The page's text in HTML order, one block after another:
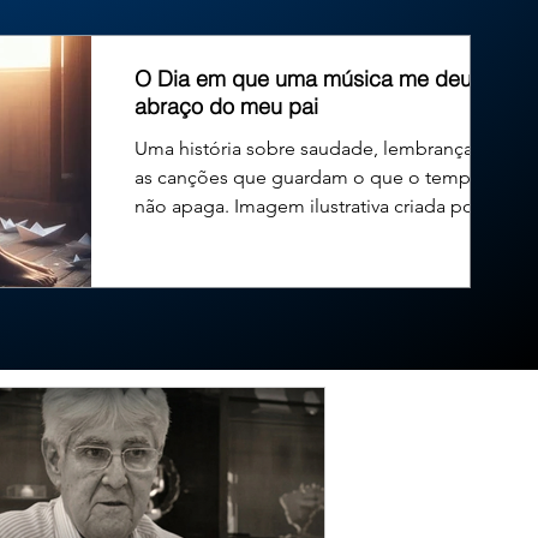
O Dia em que uma música me deu um
abraço do meu pai
Uma história sobre saudade, lembranças e
as canções que guardam o que o tempo
não apaga. Imagem ilustrativa criada por